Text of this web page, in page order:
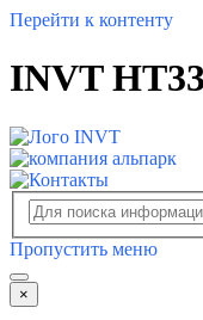
Перейти к контенту
INVT
Пропустить меню
×